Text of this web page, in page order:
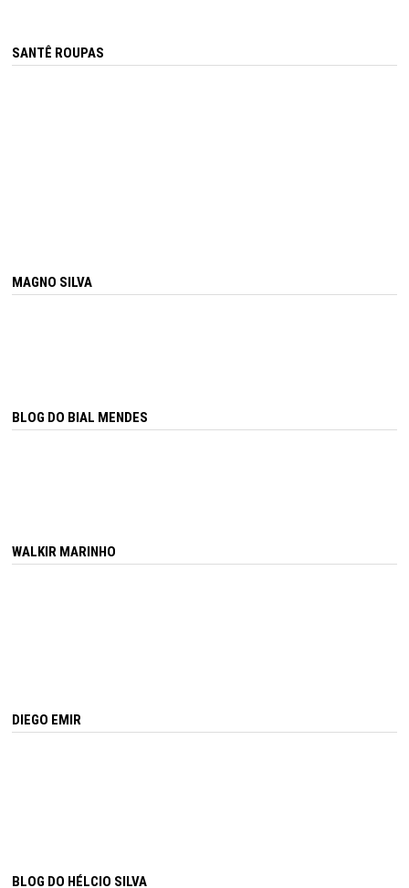
SANTÊ ROUPAS
MAGNO SILVA
BLOG DO BIAL MENDES
WALKIR MARINHO
DIEGO EMIR
BLOG DO HÉLCIO SILVA